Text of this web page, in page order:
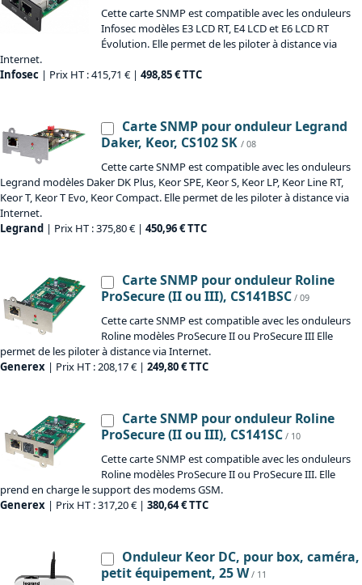
Cette carte SNMP est compatible avec les onduleurs
Infosec modèles E3 LCD RT, E4 LCD et E6 LCD RT
Évolution. Elle permet de les piloter à distance via
Internet.
Infosec | Prix HT : 415,71 € | 498,85 € TTC
Carte SNMP pour onduleur Legrand
Daker, Keor, CS102 SK / 08
Cette carte SNMP est compatible avec les onduleurs
Legrand modèles Daker DK Plus, Keor SPE, Keor S, Keor LP, Keor Line RT,
Keor T, Keor T Evo, Keor Compact. Elle permet de les piloter à distance via
Internet.
Legrand | Prix HT : 375,80 € | 450,96 € TTC
Carte SNMP pour onduleur Roline
ProSecure (II ou III), CS141BSC / 09
Cette carte SNMP est compatible avec les onduleurs
Roline modèles ProSecure II ou ProSecure III Elle
permet de les piloter à distance via Internet.
Generex | Prix HT : 208,17 € | 249,80 € TTC
Carte SNMP pour onduleur Roline
ProSecure (II ou III), CS141SC / 10
Cette carte SNMP est compatible avec les onduleurs
Roline modèles ProSecure II ou ProSecure III. Elle
prend en charge le support des modems GSM.
Generex | Prix HT : 317,20 € | 380,64 € TTC
Onduleur Keor DC, pour box, caméra,
petit équipement, 25 W / 11